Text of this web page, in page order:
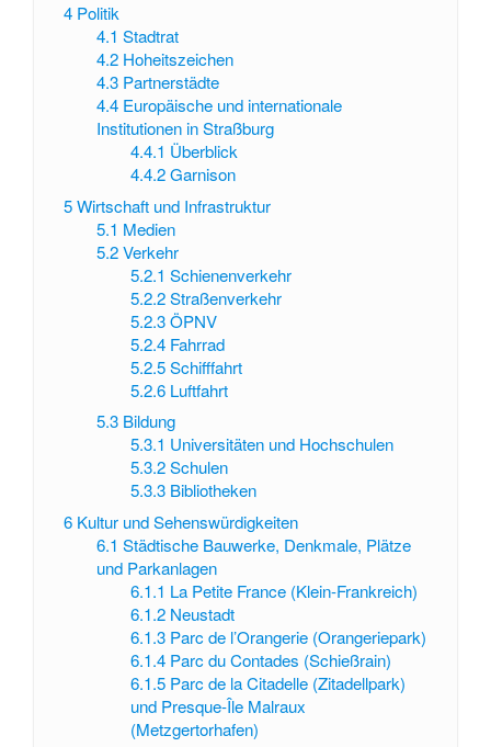
4 Politik
4.1 Stadtrat
4.2 Hoheitszeichen
4.3 Partnerstädte
4.4 Europäische und internationale
Institutionen in Straßburg
4.4.1 Überblick
4.4.2 Garnison
5Wirtschaft und Infrastruktur
5.1 Medien
5.2 Verkehr
5.2.1 Schienenverkehr
5.2.2 Straßenverkehr
5.2.3 ÖPNV
5.2.4 Fahrrad
5.2.5 Schifffahrt
5.2.6 Luftfahrt
5.3 Bildung
5.3.1 Universitäten und Hochschulen
5.3.2 Schulen
5.3.3 Bibliotheken
6 Kultur und Sehenswürdigkeiten
6.1 Städtische Bauwerke, Denkmale, Plätze
und Parkanlagen
6.1.1 La Petite France (Klein-Frankreich)
6.1.2 Neustadt
6.1.3 Parc de l’Orangerie (Orangeriepark)
6.1.4 Parc du Contades (Schießrain)
6.1.5 Parc de la Citadelle (Zitadellpark)
und Presque-Île Malraux
(Metzgertorhafen)